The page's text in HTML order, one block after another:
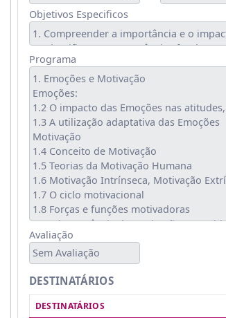
Objetivos Especificos
Programa
Avaliação
Sem Avaliação
DESTINATÁRIOS
DESTINATÁRIOS